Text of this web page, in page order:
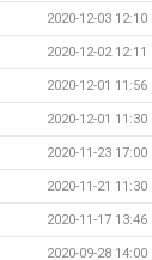
2020-12-03 12:10
2020-12-02 12:11
2020-12-01 11:56
2020-12-01 11:30
2020-11-23 17:00
2020-11-21 11:30
2020-11-17 13:46
2020-09-28 14:00